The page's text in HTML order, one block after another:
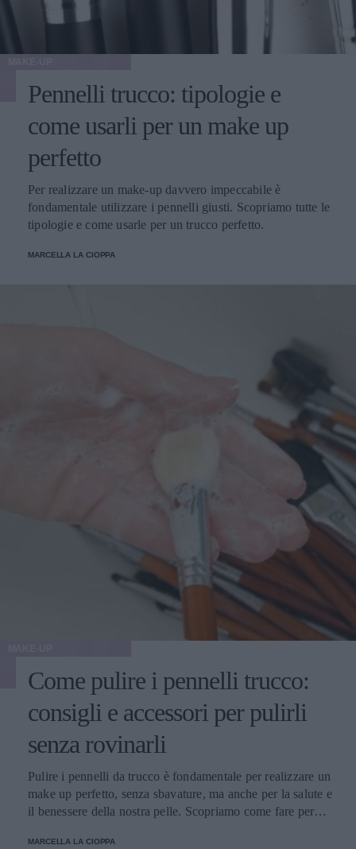
Pennelli trucco: tipologie e
come usarli per un make up
perfetto
Per realizzare un make-up davvero impeccabile è
fondamentale utilizzare i pennelli giusti. Scopriamo tutte le
tipologie e come usarle per un trucco perfetto.
MARCELLA LA CIOPPA
Come pulire i pennelli trucco:
consigli e accessori per pulirli
senza rovinarli
Pulire i pennelli da trucco è fondamentale per realizzare un
make up perfetto, senza sbavature, ma anche per la salute e
il benessere della nostra pelle. Scopriamo come fare per
MARCELLA LA CIOPPA